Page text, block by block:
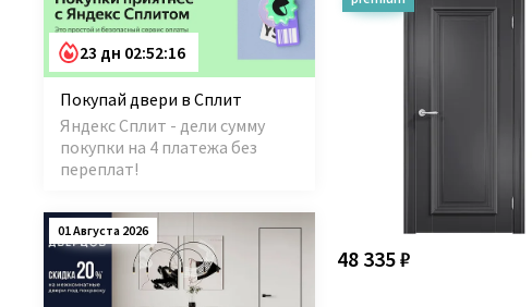
48 335 ₽
23 дн 02:52:15
Покупай двери в Сплит
Яндекс Сплит - дели сумму
покупки на 4 платежа без
переплат!
01 Августа 2026